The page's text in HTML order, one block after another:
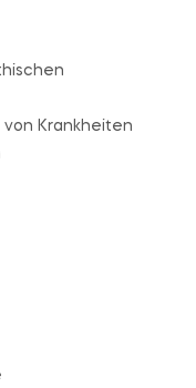
von Krankheiten